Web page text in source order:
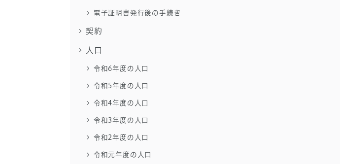
電子証明書発行後の手続き
契約
人口
令和6年度の人口
令和5年度の人口
令和4年度の人口
令和3年度の人口
令和2年度の人口
令和元年度の人口